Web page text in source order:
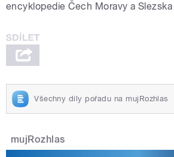
encyklopedie Čech Moravy a Slezska
Všechny díly pořadu na mujRozhlas
mujRozhlas